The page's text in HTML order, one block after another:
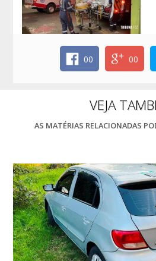
00 00
VEJA
AS MATÉRIAS RELACIONADAS